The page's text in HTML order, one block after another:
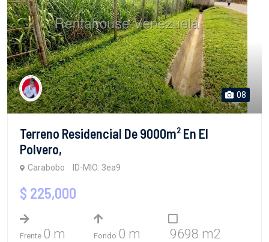
08
Terreno Residencial De 9000m² En El
Polvero,
Carabobo ID-MIO: 3ea9
$ 225,000
Frente 0 m Fondo 0 m 9698 m2